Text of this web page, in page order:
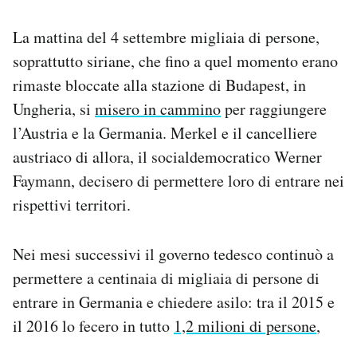
La mattina del 4 settembre migliaia di persone,
soprattutto siriane, che fino a quel momento erano
rimaste bloccate alla stazione di Budapest, in
Ungheria, si misero in camminoper raggiungere
l’Austria e la Germania. Merkel e il cancelliere
austriaco di allora, il socialdemocratico Werner
Faymann, decisero di permettere loro di entrare nei
rispettivi territori.
Nei mesi successivi il governo tedesco continuò a
permettere a centinaia di migliaia di persone di
entrare in Germania e chiedere asilo: tra il 2015 e
il 2016 lo fecero in tutto 1,2 milioni di persone,